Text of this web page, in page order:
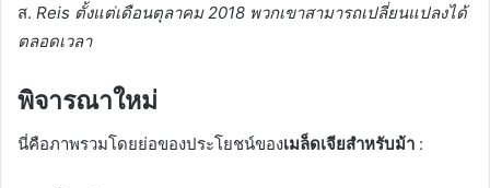
ส. Reis ตั้งแต่เดือนตุลาคม 2018 พวกเขาสามารถเปลี่ยนแปลงได้
ตลอดเวลา
พิจารณาใหม่
นี่คือภาพรวมโดยย่อของประโยชน์ของเมล็ดเจียสำหรับม้า :